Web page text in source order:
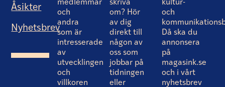
Åsikter
Nyhetsbrev
medlemmar
och
andra
som är
intresserade
av
utvecklingen
och
villkoren
skriva
om? Hör
av dig
direkt till
någon av
oss som
jobbar på
tidningen
eller
kultur-
och
Då ska du
annonsera
på
magasink.se
och i vårt
nyhetsbrev